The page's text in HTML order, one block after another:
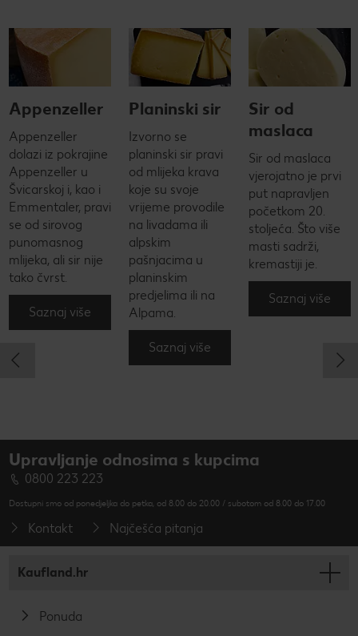
Appenzeller
Appenzeller
dolazi iz pokrajine
Appenzeller u
Švicarskoj i, kao i
Emmentaler, pravi
se od sirovog
punomasnog
mlijeka, ali sir nije
tako čvrst.
Saznaj više
Planinski sir
Izvorno se
planinski sir pravi
od mlijeka krava
koje su svoje
vrijeme provodile
na livadama ili
alpskim
pašnjacima u
planinskim
predjelima ili na
Alpama.
Saznaj više
Sir od
maslaca
Sir od maslaca
vjerojatno je prvi
put napravljen
početkom 20.
stoljeća. Što više
masti sadrži,
kremastiji je.
Saznaj više
Upravljanje odnosima s kupcima
0800 223 223
Dostupni smo od ponedjeljka do petka, od 8.00 do 20.00 / subotom od 8.00 do 17.00
Kontakt Najčešća pitanja
Kaufland.hr
Ponuda